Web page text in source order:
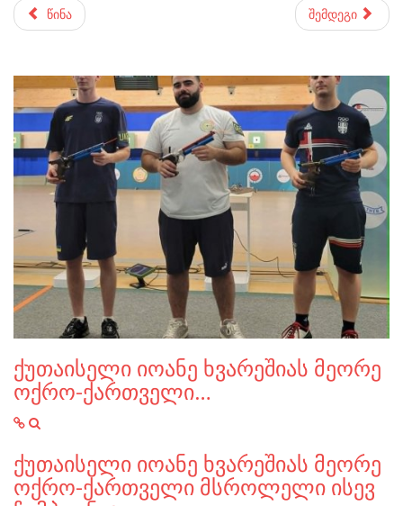
წინა შემდეგი
ქუთაისელი იოანე ხვარეშიას მეორე
ოქრო-ქართველი…
ქუთაისელი იოანე ხვარეშიას მეორე
ოქრო-ქართველი მსროლელი ისევ